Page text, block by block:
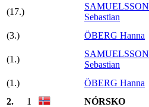
(17.)
SAMUELSSON
Sebastian
(3.) ÖBERG Hanna
(1.)
SAMUELSSON
Sebastian
(1.) ÖBERG Hanna
2.
1 NÓRSKO